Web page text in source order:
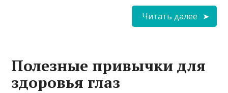
Читать далее
Полезные привычки для
здоровья глаз